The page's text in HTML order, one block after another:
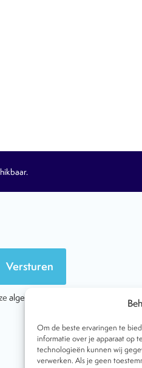
Om de beste ervaringen te
informatie over je apparaat op
technologieën kunnen wij
verwerken. Als je geen
Versturen
algemene